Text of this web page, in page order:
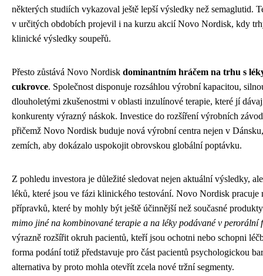
některých studiích vykazoval ještě lepší výsledky než semaglutid.
v určitých obdobích projevil i na kurzu akcií Novo Nordisk, kdy
klinické výsledky soupeřů.
Přesto zůstává Novo Nordisk dominantním hráčem na trhu s
cukrovce. Společnost disponuje rozsáhlou výrobní kapacitou,
dlouholetými zkušenostmi v oblasti inzulínové terapie, které jí
konkurenty výrazný náskok. Investice do rozšíření výrobních
přičemž Novo Nordisk buduje nová výrobní centra nejen v
zemích, aby dokázalo uspokojit obrovskou globální poptávku.
Z pohledu investora je důležité sledovat nejen aktuální výsledky,
léků, které jsou ve fázi klinického testování. Novo Nordisk pracuje
přípravků, které by mohly být ještě účinnější než současné
mimo jiné na kombinované terapie a na léky podávané v perorální
výrazně rozšířit okruh pacientů, kteří jsou ochotni nebo schopni
forma podání totiž představuje pro část pacientů psychologickou
alternativa by proto mohla otevřít zcela nové tržní segmenty.